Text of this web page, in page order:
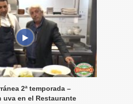
2ª temporada –
uva en el Restaurante